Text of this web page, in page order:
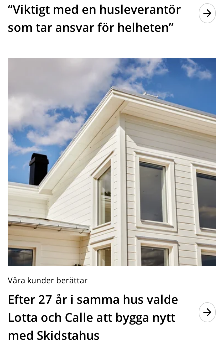
“Viktigt med en husleverantör
som tar ansvar för helheten”
Våra kunder berättar
Efter 27 år i samma hus valde
Lotta och Calle att bygga nytt
med Skidstahus